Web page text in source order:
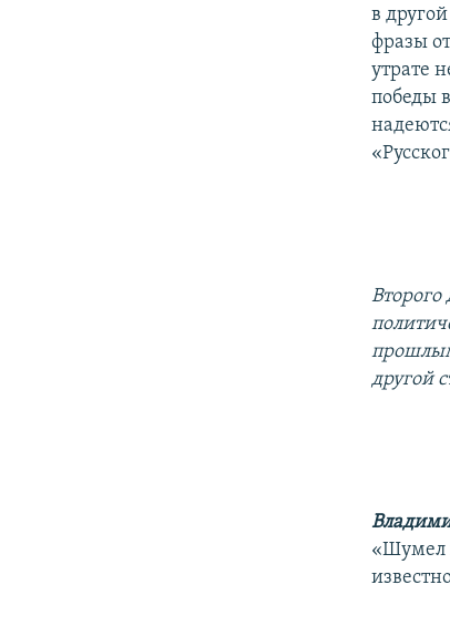
в
фразы
утрате
победы
Второго
другой
«Шумел